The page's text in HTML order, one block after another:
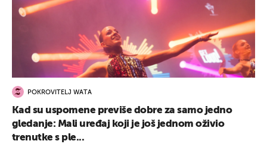
POKROVITELJ WATA
Kad su uspomene previše dobre za samo jedno
gledanje: Mali uređaj koji je još jednom oživio
trenutke s ple...